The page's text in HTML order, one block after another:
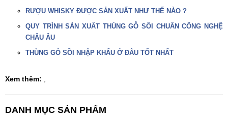
RƯỢU WHISKY ĐƯỢC SẢN XUẤT NHƯ THẾ NÀO ?
QUY TRÌNH SẢN XUẤT THÙNG GỖ SỒI CHUẨN CÔNG NGHỆ
CHÂU ÂU
THÙNG GỖ SỒI NHẬP KHẨU Ở ĐÂU TỐT NHẤT
Xem thêm:
DANH MỤC SẢN PHẨM